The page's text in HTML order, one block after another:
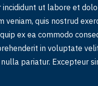
ut labore et
veniam, quis nostrud
ex ea commodo
in voluptate
pariatur. Excepteur